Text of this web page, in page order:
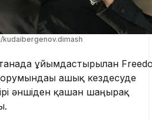
ұйымдастырылған
ашық кездесуде
әншіден қашан шаңырақ